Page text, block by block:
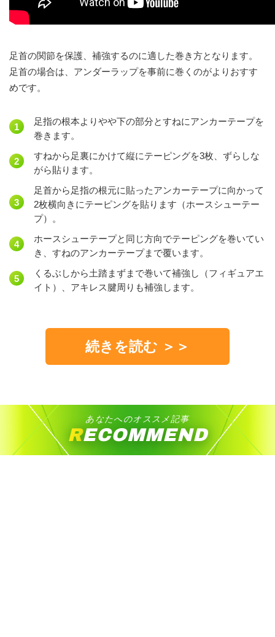
足首の関節を保護、補強するのに適した巻き方となります。
足首の場合は、アンダーラップを事前に巻くのがよりおすす
めです。
足指の根本よりやや下の部分とすねにアンカーテープを
巻きます。
すねから足裏にかけて縦にテーピングを3枚、ずらしな
がら貼ります。
足首から足指の根元に貼ったアンカーテープに向かって
2枚横向きにテーピングを貼ります（ホースシューテー
プ）。
ホースシューテープと同じ方向でテーピングを巻いてい
き、すねのアンカーテープまで覆います。
くるぶしから土踏まずまで巻いて補強し（フィギュアエ
イト）、アキレス腱周りも補強します。
続きを読む ＞＞
あなたへのオススメ記事
RECOMMEND